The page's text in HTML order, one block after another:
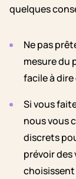
quelques
Ne pas
mesure du
facile à dire
Si vous
nous vous
discrets
prévoir
choisissent